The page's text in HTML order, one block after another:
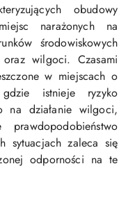
obudowy
narażonych na
środowiskowych
wilgoci. Czasami
w miejscach o
istnieje ryzyko
na działanie wilgoci,
sytuacjach zaleca się
odporności na te